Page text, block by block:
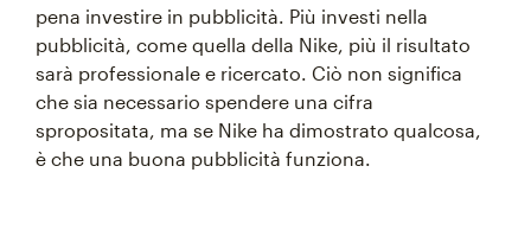
pena investire in pubblicità. Più investi nella
pubblicità, come quella della Nike, più il risultato
sarà professionale e ricercato. Ciò non significa
che sia necessario spendere una cifra
spropositata, ma se Nike ha dimostrato qualcosa,
è che una buona pubblicità funziona.